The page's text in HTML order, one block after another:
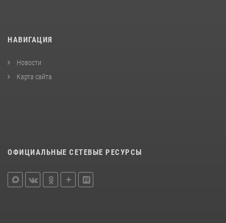
НАВИГАЦИЯ
Новости
Карта сайта
ОФИЦИАЛЬНЫЕ СЕТЕВЫЕ РЕСУРСЫ